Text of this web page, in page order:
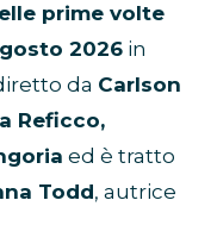
prime volte
2026 in
da Carlson
Reficco,
ed è tratto
Todd, autrice